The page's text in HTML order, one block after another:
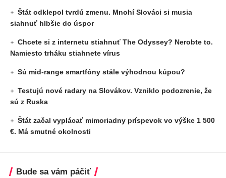
Štát odklepol tvrdú zmenu. Mnohí Slováci si musia
siahnuť hlbšie do úspor
Chcete si z internetu stiahnuť The Odyssey? Nerobte to.
Namiesto trháku stiahnete vírus
Sú mid-range smartfóny stále výhodnou kúpou?
Testujú nové radary na Slovákov. Vzniklo podozrenie, že
sú z Ruska
Štát začal vyplácať mimoriadny príspevok vo výške 1 500
€. Má smutné okolnosti
Bude sa vám páčiť